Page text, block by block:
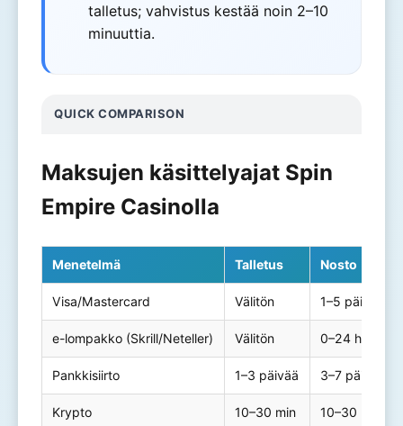
talletus; vahvistus kestää noin 2–10
minuuttia.
QUICK COMPARISON
Maksujen käsittelyajat Spin
Empire Casinolla
Menetelmä Talletus Nosto
Visa/Mastercard Välitön 1–5 päivää
e-lompakko (Skrill/Neteller) Välitön 0–24 h
Pankkisiirto 1–3 päivää 3–7 päivää
Krypto 10–30 min 10–30 min